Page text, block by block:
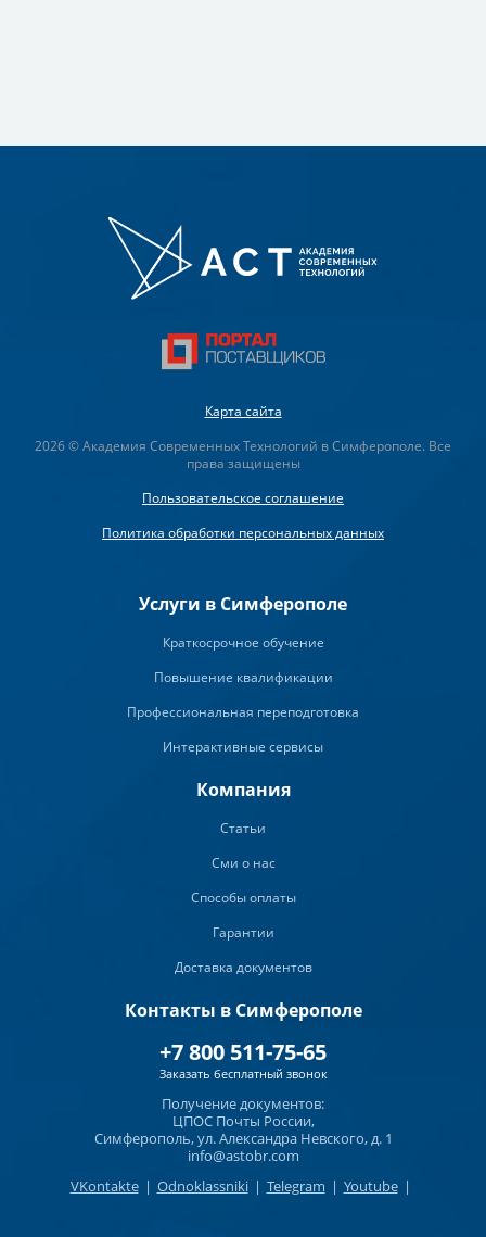
Карта сайта
2026 © Академия Современных Технологий в Симферополе. Все
права защищены
Пользовательское соглашение
Политика обработки персональных данных
Услуги в Симферополе
Краткосрочное обучение
Повышение квалификации
Профессиональная переподготовка
Интерактивные сервисы
Компания
Статьи
Сми о нас
Способы оплаты
Гарантии
Доставка документов
Контакты в Симферополе
+7 800 511-75-65
Заказать бесплатный звонок
Получение документов:
ЦПОС Почты России,
Симферополь, ул. Александра Невского, д. 1
info@astobr.com
VKontakte | Odnoklassniki | Telegram | Youtube |